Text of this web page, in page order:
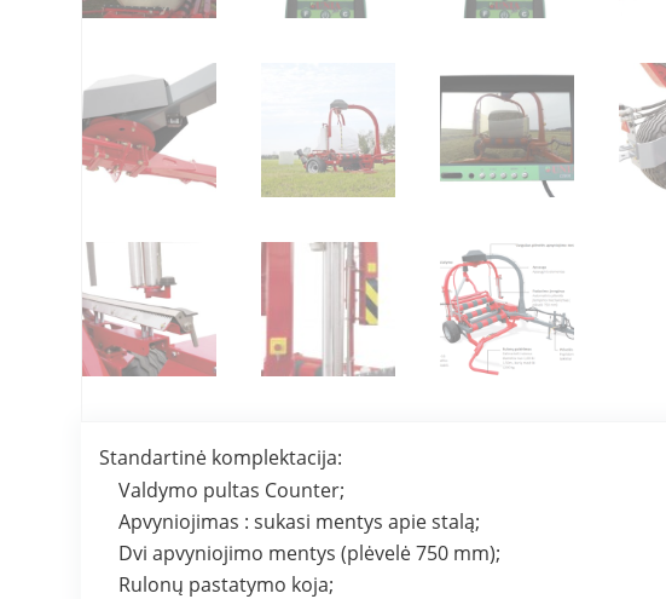
Standartinė komplektacija:
Valdymo pultas Counter;
Apvyniojimas : sukasi mentys apie stalą;
Dvi apvyniojimo mentys (plėvelė 750 mm);
Rulonų pastatymo koja;